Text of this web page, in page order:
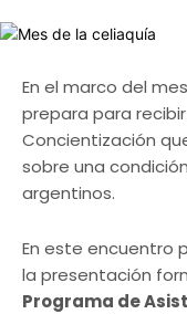
En el marco del
prepara para
Concientización
sobre una
argentinos.
En este encuentro
la presentación
Programa de